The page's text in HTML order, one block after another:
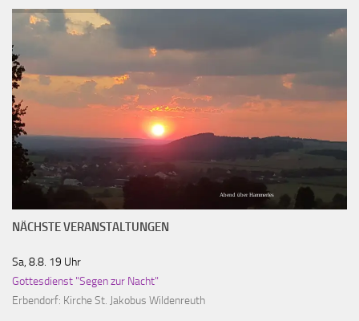
Abend über Hammerles
NÄCHSTE VERANSTALTUNGEN
Sa, 8.8. 19 Uhr
Gottesdienst "Segen zur Nacht"
Erbendorf: Kirche St. Jakobus Wildenreuth